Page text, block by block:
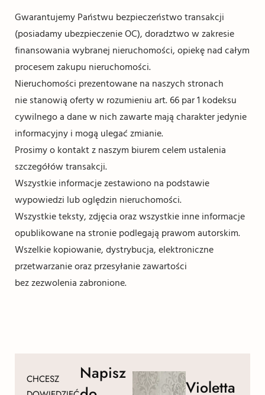
Gwarantujemy Państwu bezpieczeństwo transakcji
(posiadamy ubezpieczenie OC), doradztwo w zakresie
finansowania wybranej nieruchomości, opiekę nad całym
procesem zakupu nieruchomości.
Nieruchomości prezentowane na naszych stronach
nie stanowią oferty w rozumieniu art. 66 par 1 kodeksu
cywilnego a dane w nich zawarte mają charakter jedynie
informacyjny i mogą ulegać zmianie.
Prosimy o kontakt z naszym biurem celem ustalenia
szczegółów transakcji.
Wszystkie informacje zestawiono na podstawie
wypowiedzi lub oględzin nieruchomości.
Wszystkie teksty, zdjęcia oraz wszystkie inne informacje
opublikowane na stronie podlegają prawom autorskim.
Wszelkie kopiowanie, dystrybucja, elektroniczne
przetwarzanie oraz przesyłanie zawartości
bez zezwolenia zabronione.
CHCESZ
Napisz
Violetta